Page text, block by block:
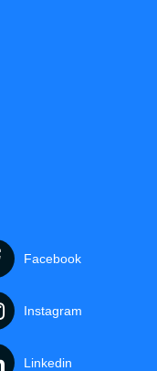
Facebook
Instagram
Linkedin